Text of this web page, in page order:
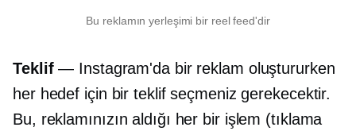
Bu reklamın yerleşimi bir reel feed'dir
Teklif— Instagram'da bir reklam oluştururken
her hedef için bir teklif seçmeniz gerekecektir.
Bu, reklamınızın aldığı her bir işlem (tıklama